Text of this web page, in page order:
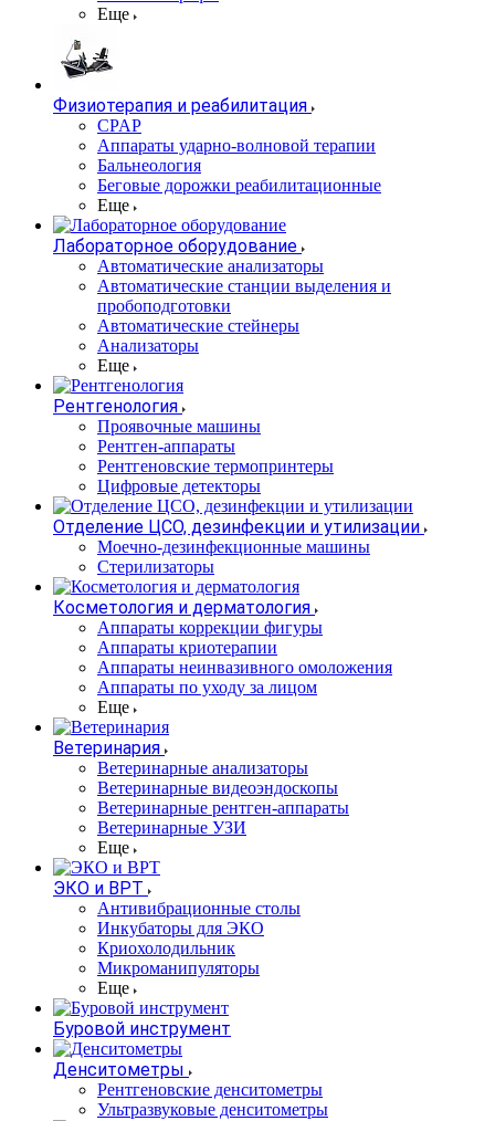
Еще
Физиотерапия и реабилитация
CPAP
Аппараты ударно-волновой терапии
Бальнеология
Беговые дорожки реабилитационные
Еще
Лабораторное оборудование
Автоматические анализаторы
Автоматические станции выделения и
пробоподготовки
Автоматические стейнеры
Анализаторы
Еще
Рентгенология
Проявочные машины
Рентген-аппараты
Рентгеновские термопринтеры
Цифровые детекторы
Отделение ЦСО, дезинфекции и утилизации
Моечно-дезинфекционные машины
Стерилизаторы
Косметология и дерматология
Аппараты коррекции фигуры
Аппараты криотерапии
Аппараты неинвазивного омоложения
Аппараты по уходу за лицом
Еще
Ветеринария
Ветеринарные анализаторы
Ветеринарные видеоэндоскопы
Ветеринарные рентген-аппараты
Ветеринарные УЗИ
Еще
ЭКО и ВРТ
Антивибрационные столы
Инкубаторы для ЭКО
Криохолодильник
Микроманипуляторы
Еще
Буровой инструмент
Денситометры
Рентгеновские денситометры
Ультразвуковые денситометры